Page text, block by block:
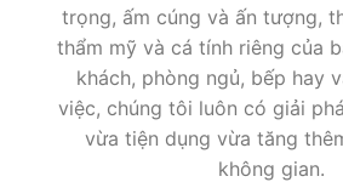
trọng, ấm cúng và ấn tượng,
thẩm mỹ và cá tính riêng của
khách, phòng ngủ, bếp hay
việc, chúng tôi luôn có giải
vừa tiện dụng vừa tăng
không gian.